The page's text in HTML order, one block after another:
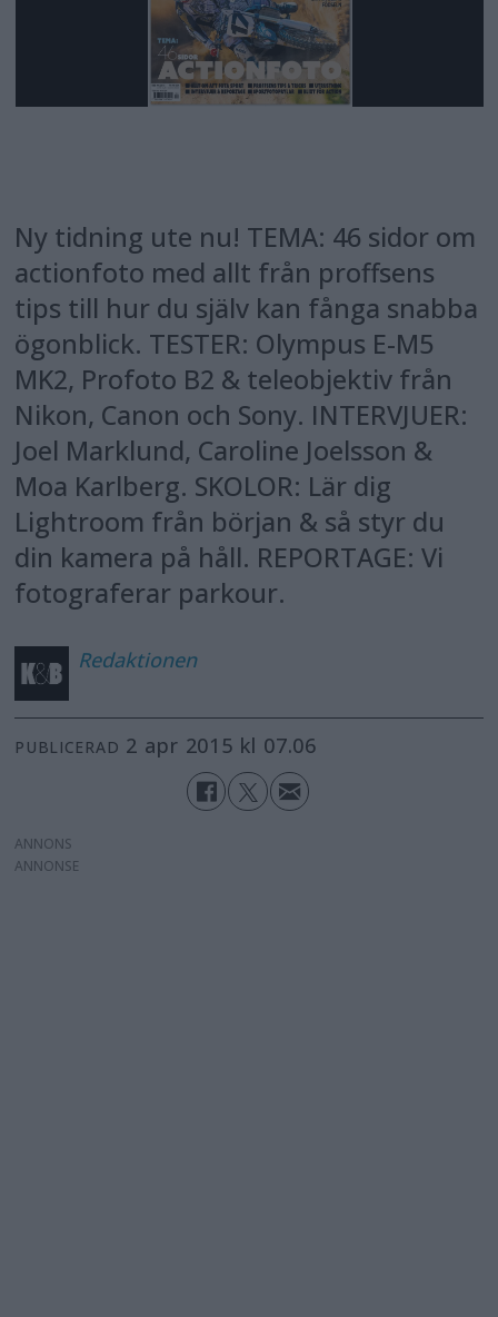
Ny tidning ute nu! TEMA: 46 sidor om
actionfoto med allt från proffsens
tips till hur du själv kan fånga snabba
ögonblick. TESTER: Olympus E-M5
MK2, Profoto B2 & teleobjektiv från
Nikon, Canon och Sony. INTERVJUER:
Joel Marklund, Caroline Joelsson &
Moa Karlberg. SKOLOR: Lär dig
Lightroom från början & så styr du
din kamera på håll. REPORTAGE: Vi
fotograferar parkour.
Redaktionen
PUBLICERAD 2 apr 2015 kl 07.06
ANNONS